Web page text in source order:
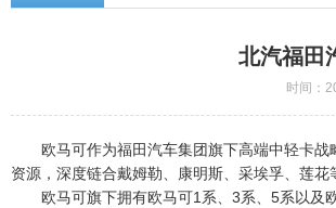
北汽福田
时间：
欧马可作为福田汽车集团旗下高端中轻卡战
资源，深度链合戴姆勒、康明斯、采埃孚、莲
欧马可旗下拥有欧马可1系、3系、5系以及